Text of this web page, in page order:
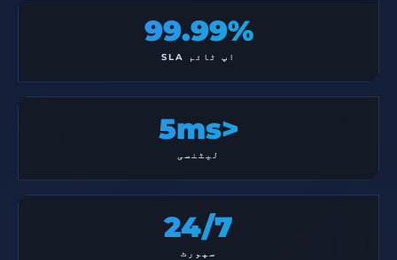
99.99%
اپ ٹائم SLA
<5ms
لیٹنسی
24/7
سپورٹ